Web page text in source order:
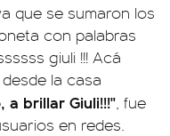
que se sumaron los
con palabras
giuli !!! Acá
la casa
a brillar Giuli!!!", fue
en redes.